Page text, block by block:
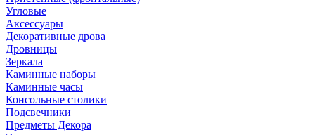
Угловые
Аксессуары
Декоративные дрова
Дровницы
Зеркала
Каминные наборы
Каминные часы
Консольные столики
Подсвечники
Предметы Декора